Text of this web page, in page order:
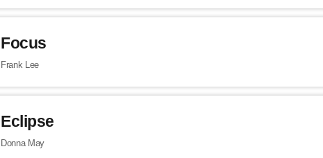
Focus
Frank Lee
Eclipse
Donna May